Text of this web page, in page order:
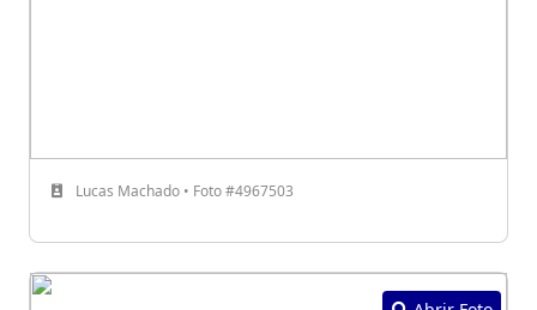
Lucas Machado • Foto #4967503